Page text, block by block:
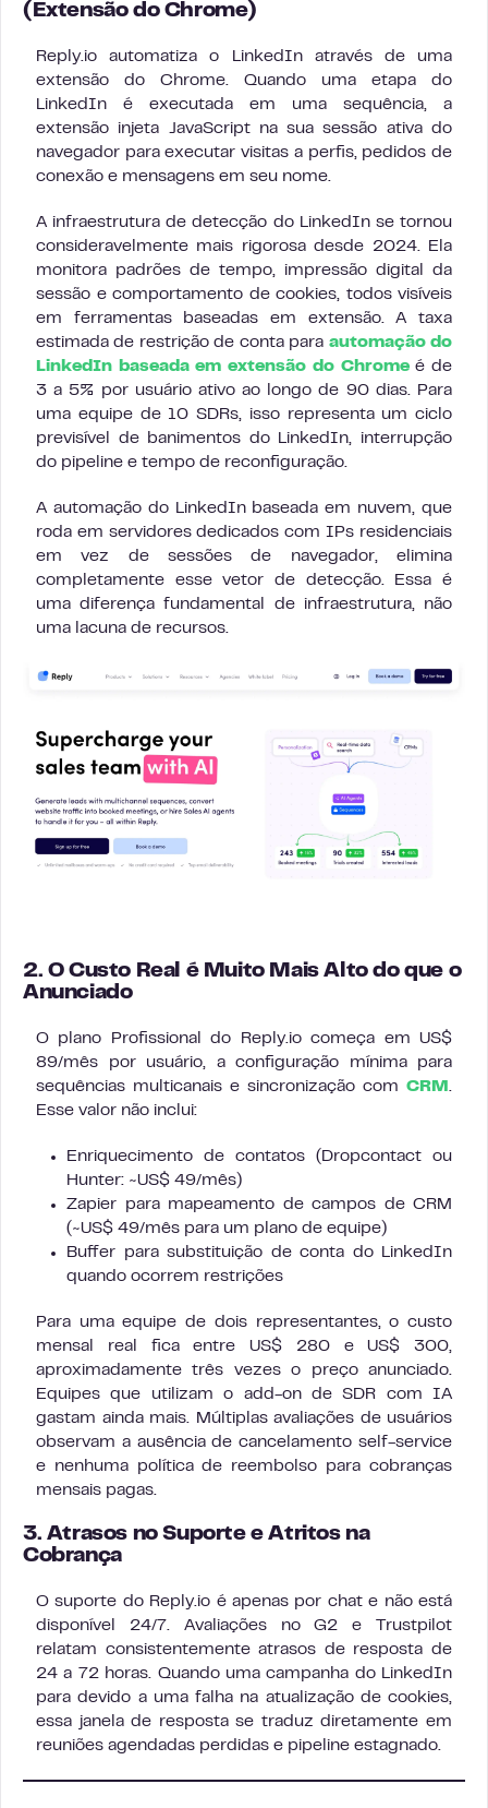
(Extensão do Chrome)
Reply.io automatiza o LinkedIn através de uma
extensão do Chrome. Quando uma etapa do
LinkedIn é executada em uma sequência, a
extensão injeta JavaScript na sua sessão ativa do
navegador para executar visitas a perfis, pedidos de
conexão e mensagens em seu nome.
A infraestrutura de detecção do LinkedIn se tornou
consideravelmente mais rigorosa desde 2024. Ela
monitora padrões de tempo, impressão digital da
sessão e comportamento de cookies, todos visíveis
em ferramentas baseadas em extensão. A taxa
estimada de restrição de conta para automação do
LinkedIn baseada em extensão do Chromeé de
3 a 5% por usuário ativo ao longo de 90 dias. Para
uma equipe de 10 SDRs, isso representa um ciclo
previsível de banimentos do LinkedIn, interrupção
do pipeline e tempo de reconfiguração.
A automação do LinkedIn baseada em nuvem, que
roda em servidores dedicados com IPs residenciais
em vez de sessões de navegador, elimina
completamente esse vetor de detecção. Essa é
uma diferença fundamental de infraestrutura, não
uma lacuna de recursos.
2. O Custo Real é Muito Mais Alto do que o
Anunciado
O plano Profissional do Reply.io começa em US$
89/mês por usuário, a configuração mínima para
sequências multicanais e sincronização com CRM
Esse valor não inclui:
Enriquecimento de contatos (Dropcontact ou
Hunter: ~US$ 49/mês)
Zapier para mapeamento de campos de CRM
(~US$ 49/mês para um plano de equipe)
Buffer para substituição de conta do LinkedIn
quando ocorrem restrições
Para uma equipe de dois representantes, o custo
mensal real fica entre US$ 280 e US$ 300,
aproximadamente três vezes o preço anunciado.
Equipes que utilizam o add-on de SDR com IA
gastam ainda mais. Múltiplas avaliações de usuários
observam a ausência de cancelamento self-service
e nenhuma política de reembolso para cobranças
mensais pagas.
3. Atrasos no Suporte e Atritos na
Cobrança
O suporte do Reply.io é apenas por chat e não está
disponível 24/7. Avaliações no G2 e Trustpilot
relatam consistentemente atrasos de resposta de
24 a 72 horas. Quando uma campanha do LinkedIn
para devido a uma falha na atualização de cookies,
essa janela de resposta se traduz diretamente em
reuniões agendadas perdidas e pipeline estagnado.